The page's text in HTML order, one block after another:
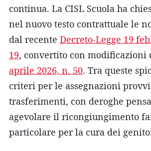
continua. La CISL Scuola ha
nel nuovo testo contrattuale le
dal recente Decreto-Legge 19
19, convertito con modificazioni
aprile 2026, n. 50. Tra queste
criteri per le assegnazioni
trasferimenti, con deroghe
agevolare il ricongiungimento
particolare per la cura dei